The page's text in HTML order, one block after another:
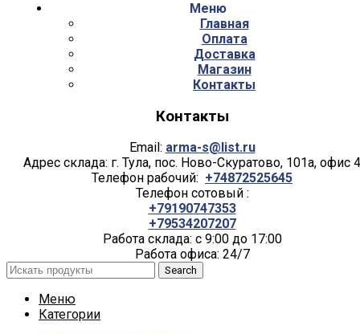
Меню
Главная
Оплата
Доставка
Магазин
Контакты
Контакты
Email: arma-s@list.ru
Адрес склада: г. Тула, пос. Ново-Скуратово, 101а, офис 4
Телефон рабочий: +74872525645
Телефон сотовый :
+79190747353
+79534207207
Работа склада: с 9:00 до 17:00
Работа офиса: 24/7
Search
Меню
Категории